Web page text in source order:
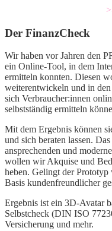
Der FinanzCheck
Wir haben vor Jahren den
ein Online-Tool, in dem
ermitteln konnten. Diesen
weiterentwickeln und in
sich Verbraucher:innen
selbstständig ermitteln
Mit dem Ergebnis können
und sich beraten lassen.
ansprechenden und
wollen wir Akquise und
heben. Gelingt der Prototyp
Basis kundenfreundlicher
Ergebnis ist ein 3D-Avatar
Selbstcheck (DIN ISO
Versicherung und mehr.